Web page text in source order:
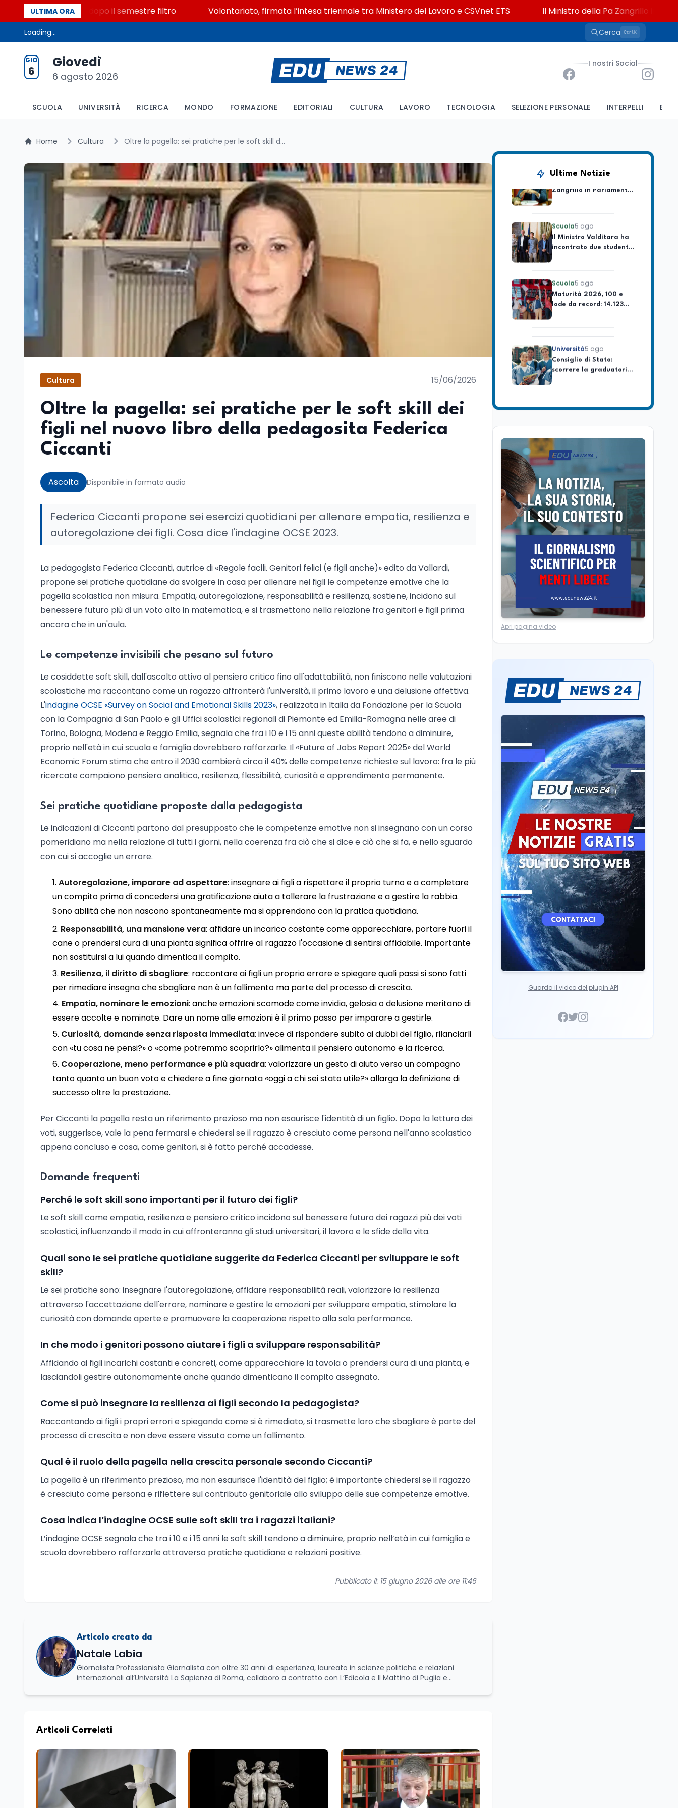
ULTIMA ORA
posti vacanti dopo il semestre filtro Volontariato, firmata l’intesa triennale tra Ministero del Lavoro e CSVnet ETS Il Ministro della Pa Zangrillo in
Loading... Cerca CtrlK
GIO
6
Giovedì
6 agosto 2026
I nostri Social
SCUOLA UNIVERSITÀ RICERCA MONDO FORMAZIONE EDITORIALI CULTURA LAVORO TECNOLOGIA SELEZIONE PERSONALE INTERPELLI
Home Cultura Oltre la pagella: sei pratiche per le soft skill dei figli nel nuovo libro della pedagosita Federica Ciccanti
Cultura 15/06/2026
Oltre la pagella: sei pratiche per le soft skill dei
figli nel nuovo libro della pedagosita Federica
Ciccanti
Ascolta Disponibile in formato audio
Federica Ciccanti propone sei esercizi quotidiani per allenare empatia, resilienza e
autoregolazione dei figli. Cosa dice l'indagine OCSE 2023.
La pedagogista Federica Ciccanti, autrice di «Regole facili. Genitori felici (e figli anche)» edito da Vallardi,
propone sei pratiche quotidiane da svolgere in casa per allenare nei figli le competenze emotive che la
pagella scolastica non misura. Empatia, autoregolazione, responsabilità e resilienza, sostiene, incidono sul
benessere futuro più di un voto alto in matematica, e si trasmettono nella relazione fra genitori e figli prima
ancora che in un'aula.
Le competenze invisibili che pesano sul futuro
Le cosiddette soft skill, dall'ascolto attivo al pensiero critico fino all'adattabilità, non finiscono nelle valutazioni
scolastiche ma raccontano come un ragazzo affronterà l'università, il primo lavoro e una delusione affettiva.
L'indagine OCSE «Survey on Social and Emotional Skills 2023», realizzata in Italia da Fondazione per la Scuola
con la Compagnia di San Paolo e gli Uffici scolastici regionali di Piemonte ed Emilia-Romagna nelle aree di
Torino, Bologna, Modena e Reggio Emilia, segnala che fra i 10 e i 15 anni queste abilità tendono a diminuire,
proprio nell'età in cui scuola e famiglia dovrebbero rafforzarle. Il «Future of Jobs Report 2025» del World
Economic Forum stima che entro il 2030 cambierà circa il 40% delle competenze richieste sul lavoro: fra le più
ricercate compaiono pensiero analitico, resilienza, flessibilità, curiosità e apprendimento permanente.
Sei pratiche quotidiane proposte dalla pedagogista
Le indicazioni di Ciccanti partono dal presupposto che le competenze emotive non si insegnano con un corso
pomeridiano ma nella relazione di tutti i giorni, nella coerenza fra ciò che si dice e ciò che si fa, e nello sguardo
con cui si accoglie un errore.
Autoregolazione, imparare ad aspettare: insegnare ai figli a rispettare il proprio turno e a completare
un compito prima di concedersi una gratificazione aiuta a tollerare la frustrazione e a gestire la rabbia.
Sono abilità che non nascono spontaneamente ma si apprendono con la pratica quotidiana.
Responsabilità, una mansione vera: affidare un incarico costante come apparecchiare, portare fuori il
cane o prendersi cura di una pianta significa offrire al ragazzo l'occasione di sentirsi affidabile. Importante
non sostituirsi a lui quando dimentica il compito.
Resilienza, il diritto di sbagliare: raccontare ai figli un proprio errore e spiegare quali passi si sono fatti
per rimediare insegna che sbagliare non è un fallimento ma parte del processo di crescita.
Empatia, nominare le emozioni: anche emozioni scomode come invidia, gelosia o delusione meritano di
essere accolte e nominate. Dare un nome alle emozioni è il primo passo per imparare a gestirle.
Curiosità, domande senza risposta immediata: invece di rispondere subito ai dubbi del figlio, rilanciarli
con «tu cosa ne pensi?» o «come potremmo scoprirlo?» alimenta il pensiero autonomo e la ricerca.
Cooperazione, meno performance e più squadra: valorizzare un gesto di aiuto verso un compagno
tanto quanto un buon voto e chiedere a fine giornata «oggi a chi sei stato utile?» allarga la definizione di
successo oltre la prestazione.
Per Ciccanti la pagella resta un riferimento prezioso ma non esaurisce l'identità di un figlio. Dopo la lettura dei
voti, suggerisce, vale la pena fermarsi e chiedersi se il ragazzo è cresciuto come persona nell'anno scolastico
appena concluso e cosa, come genitori, si è fatto perché accadesse.
Domande frequenti
Perché le soft skill sono importanti per il futuro dei figli?
Le soft skill come empatia, resilienza e pensiero critico incidono sul benessere futuro dei ragazzi più dei voti
scolastici, influenzando il modo in cui affronteranno gli studi universitari, il lavoro e le sfide della vita.
Quali sono le sei pratiche quotidiane suggerite da Federica Ciccanti per sviluppare le soft
skill?
Le sei pratiche sono: insegnare l'autoregolazione, affidare responsabilità reali, valorizzare la resilienza
attraverso l'accettazione dell'errore, nominare e gestire le emozioni per sviluppare empatia, stimolare la
curiosità con domande aperte e promuovere la cooperazione rispetto alla sola performance.
In che modo i genitori possono aiutare i figli a sviluppare responsabilità?
Affidando ai figli incarichi costanti e concreti, come apparecchiare la tavola o prendersi cura di una pianta, e
lasciandoli gestire autonomamente anche quando dimenticano il compito assegnato.
Come si può insegnare la resilienza ai figli secondo la pedagogista?
Raccontando ai figli i propri errori e spiegando come si è rimediato, si trasmette loro che sbagliare è parte del
processo di crescita e non deve essere vissuto come un fallimento.
Qual è il ruolo della pagella nella crescita personale secondo Ciccanti?
La pagella è un riferimento prezioso, ma non esaurisce l'identità del figlio; è importante chiedersi se il ragazzo
è cresciuto come persona e riflettere sul contributo genitoriale allo sviluppo delle sue competenze emotive.
Cosa indica l’indagine OCSE sulle soft skill tra i ragazzi italiani?
L’indagine OCSE segnala che tra i 10 e i 15 anni le soft skill tendono a diminuire, proprio nell’età in cui famiglia e
scuola dovrebbero rafforzarle attraverso pratiche quotidiane e relazioni positive.
Pubblicato il: 15 giugno 2026 alle ore 11:46
Articolo creato da
Natale Labia
Giornalista Professionista Giornalista con oltre 30 anni di esperienza, laureato in scienze politiche e relazioni
internazionali all’Università La Sapienza di Roma, collaboro a contratto con L’Edicola e Il Mattino di Puglia e
dell’Istruzione. In particolare, scrivendo delle attività istituzionali con un focus sia sulle iniziative e sui programmi
unico di Italialab srl con cui curo uffici stampa pubblici e privati e sviluppo programmi di valorizzazione culturale e
scritto i volumi Il sindaco di Tutti, edito da Il Castello editore e Dal Rosso al Nero. Ho partecipato al volume
collettivo edito dalla Fondazione Tatarella e da Giubilei Regnani editore sui trent’anni dalla fondazione di Alleanza
nazionale. Per tre legislature sono stato collaboratore parlamentare occupandomi di legge di bilancio e di
politiche agroalimentari con particolare riferimento all’export del Made in Italy e al contrasto dell’Italian sounding,
collaborando con le Camera di commercio italiane all’estero. Appassionato di storia, di sociologia e di costume,
spesso racconto all’interno delle collaborazioni giornalistiche i cambiamenti della società italiana e internazionale
Articoli Correlati
Ultime Notizie
Università5 ago
scorrere la graduatoria
per i 500 posti vacanti
dopo il semestre filtro
Lavoro5 ago
Volontariato, firmata
l’intesa triennale tra
Scuola5 ago
Zangrillo in Parlamento:
Scuola5 ago
Il Ministro Valditara ha
incontrato due studenti
palestinesi giunti da
Italia
Scuola5 ago
Maturità 2026, 100 e
lode da record: 14.123
diplomi con voto
Università5 ago
Consiglio di Stato:
scorrere la graduatoria
per i 500 posti vacanti
Scuola
Il Ministro della Pa
Zangrillo in Parlamento:
"12 miliardi per l'edilizia
e la sicurezza delle
scuole con risorse Pnrr"
Scuola5 ago
Il Ministro Valditara ha
incontrato due studenti
palestinesi giunti da
Gaza che hanno
superato la Maturità in
Italia
Scuola5 ago
Maturità 2026, 100 e
lode da record: 14.123
Università5 ago
Consiglio di Stato:
Lavoro
Volontariato, firmata
l’intesa triennale tra
Scuola5 ago
Il Ministro della Pa
Zangrillo in Parlamento:
"12 miliardi per l'edilizia
e la sicurezza delle
scuole con risorse Pnrr"
Scuola5 ago
Il Ministro Valditara ha
incontrato due studenti
palestinesi giunti da
Gaza che hanno
superato la Maturità in
Italia
Scuola5 ago
Maturità 2026, 100 e
lode da record: 14.123
diplomi con voto
massimo
Apri pagina video
Guarda il video del plugin API